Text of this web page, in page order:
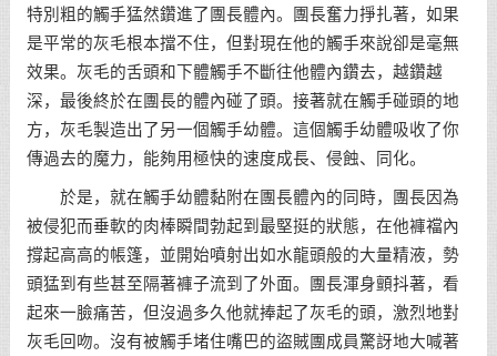
特別粗的觸手猛然鑽進了團長體內。團長奮力掙扎著，如果
是平常的灰毛根本擋不住，但對現在他的觸手來說卻是毫無
效果。灰毛的舌頭和下體觸手不斷往他體內鑽去，越鑽越
深，最後終於在團長的體內碰了頭。接著就在觸手碰頭的地
方，灰毛製造出了另一個觸手幼體。這個觸手幼體吸收了你
傳過去的魔力，能夠用極快的速度成長、侵蝕、同化。
於是，就在觸手幼體黏附在團長體內的同時，團長因為
被侵犯而垂軟的肉棒瞬間勃起到最堅挺的狀態，在他褲襠內
撐起高高的帳篷，並開始噴射出如水龍頭般的大量精液，勢
頭猛到有些甚至隔著褲子流到了外面。團長渾身顫抖著，看
起來一臉痛苦，但沒過多久他就捧起了灰毛的頭，激烈地對
灰毛回吻。沒有被觸手堵住嘴巴的盜賊團成員驚訝地大喊著